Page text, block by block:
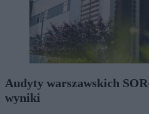
Audyty warszawskich
wyniki